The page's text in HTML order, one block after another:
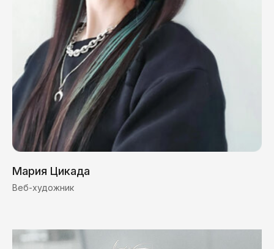
Мария Цикада
Веб-художник